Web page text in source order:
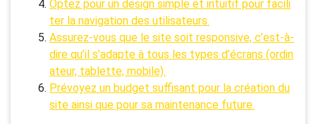
Optez pour un design simple et intuitif pour facili
ter la navigation des utilisateurs.
Assurez-vous que le site soit responsive, c’est-à-
dire qu’il s’adapte à tous les types d’écrans (ordin
ateur, tablette, mobile).
Prévoyez un budget suffisant pour la création du
site ainsi que pour sa maintenance future.